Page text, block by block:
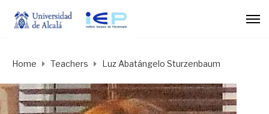
Home Teachers Luz Abatángelo Sturzenbaum